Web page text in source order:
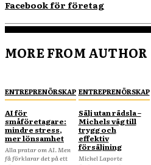
Facebook för företag
MORE FROM AUTHOR
ENTREPRENÖRSKAP
AI för
småföretagare:
mindre stress,
mer lönsamhet
Alla pratar om AI. Men
få förklarar det på ett
ENTREPRENÖRSKAP
Sälj utan rädsla –
Michels väg till
trygg och
effektiv
försäljning
Michel Laporte